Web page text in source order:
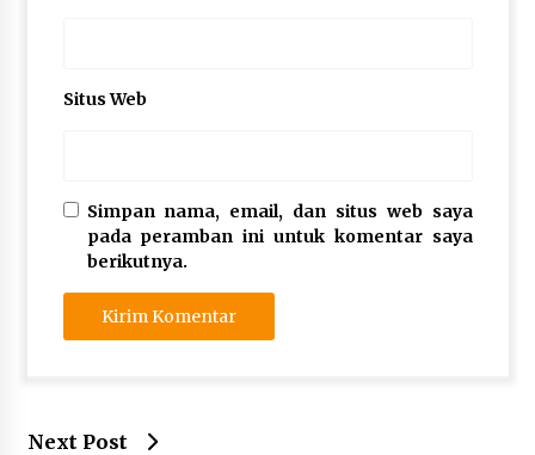
Situs Web
Simpan nama, email, dan situs web saya
pada peramban ini untuk komentar saya
berikutnya.
Next Post